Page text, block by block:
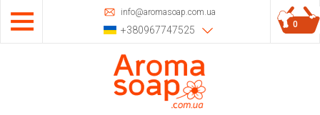
info@aromasoap.com.ua
+380967747525 0